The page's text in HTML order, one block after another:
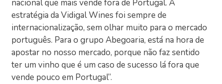
nacional que mais vende fora de Portugal. A
estratégia da Vidigal Wines foi sempre de
internacionalização, sem olhar muito para o mercado
português. Para o grupo Abegoaria, está na hora de
apostar no nosso mercado, porque não faz sentido
ter um vinho que é um caso de sucesso lá fora que
vende pouco em Portugal”.